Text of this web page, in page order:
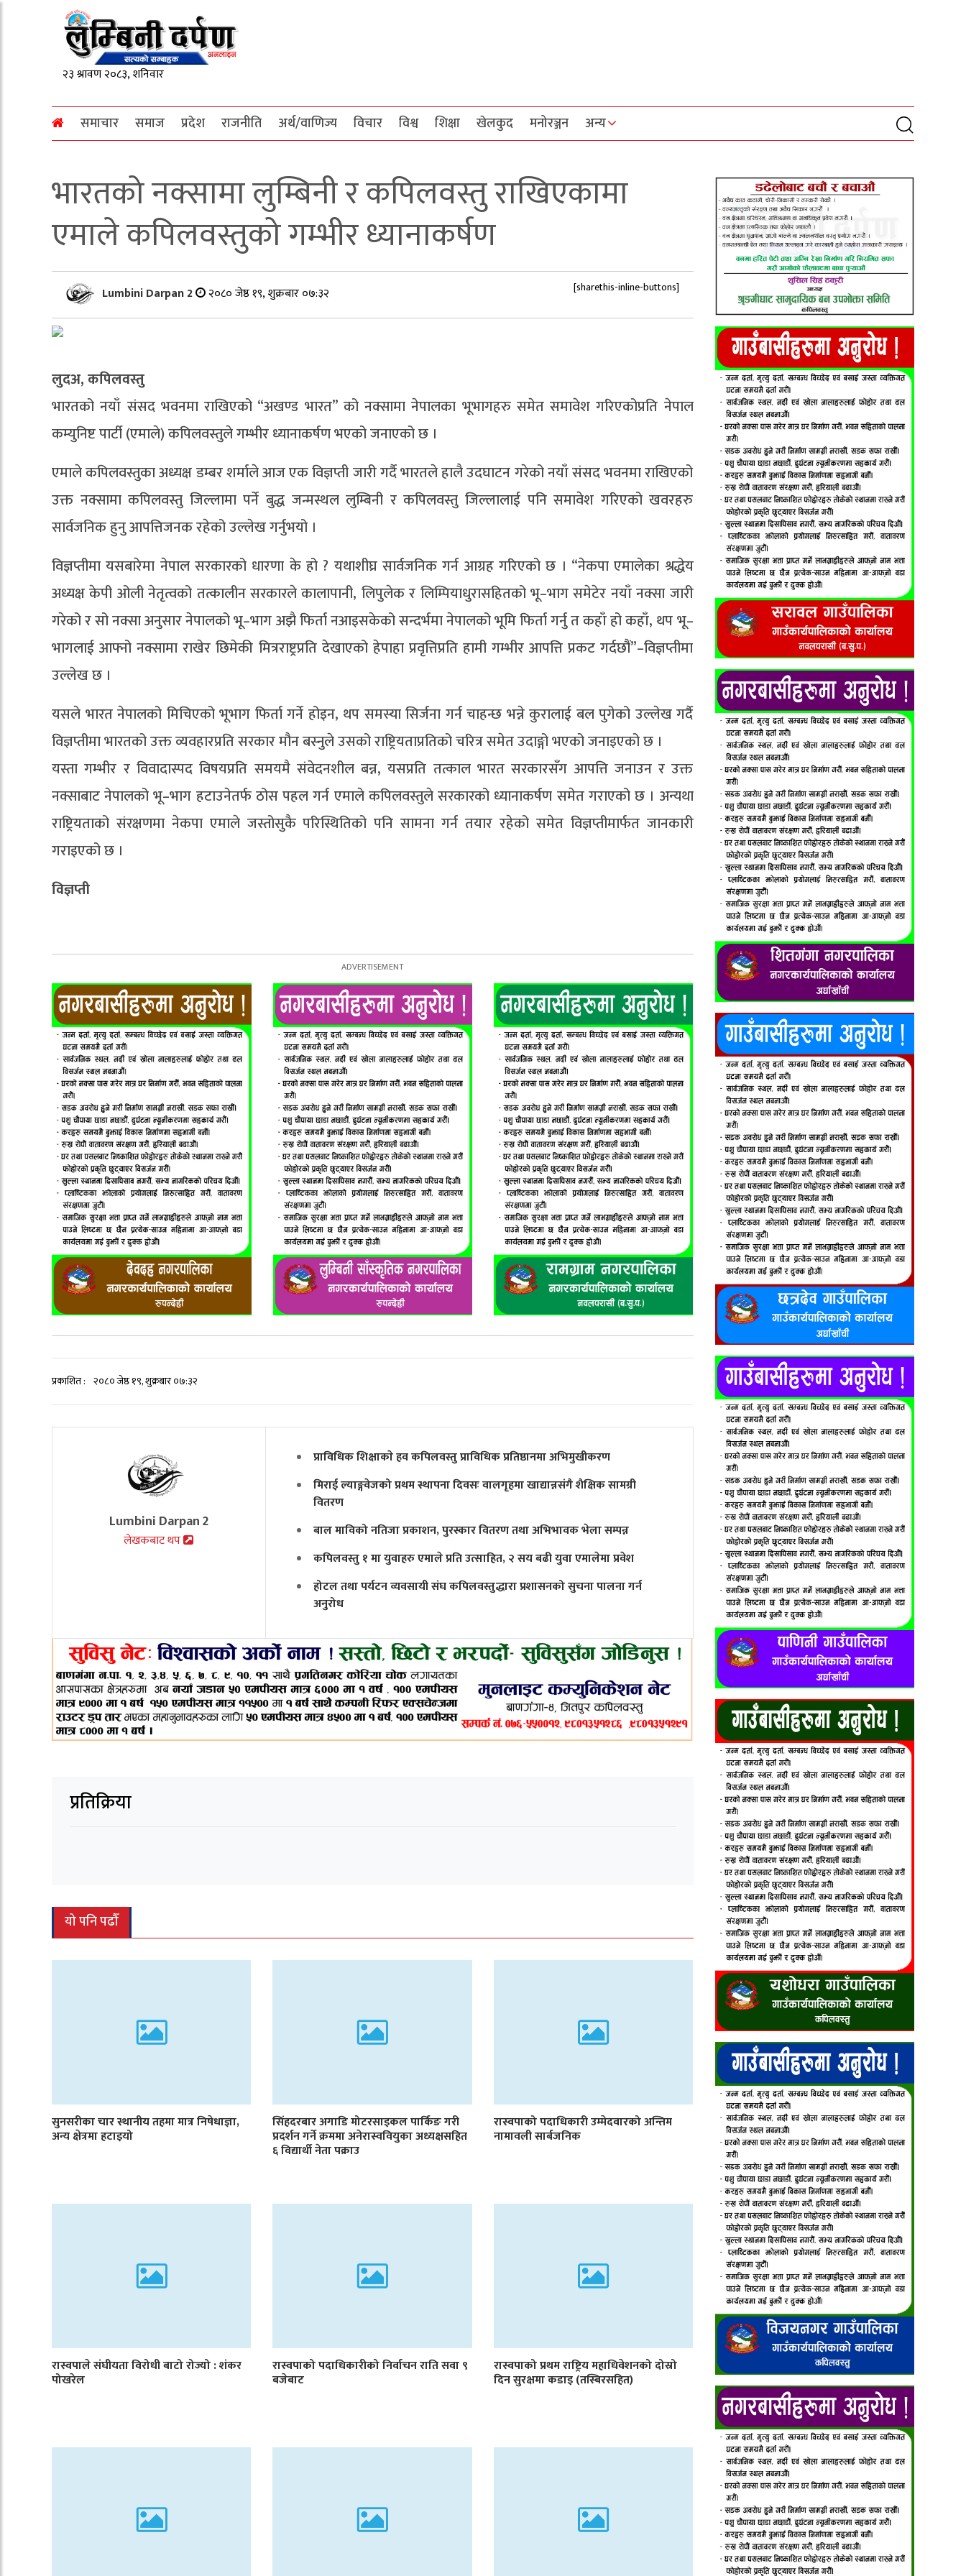
समाचार समाज प्रदेश राजनीति अर्थ/वाणिज्य विचार विश्व शिक्षा खेलकुद मनोरञ्जन अन्य
भारतको नक्सामा लुम्बिनी र कपिलवस्तु राखिएकामा
एमाले कपिलवस्तुको गम्भीर ध्यानाकर्षण
Lumbini Darpan 2 २०८० जेष्ठ १९, शुक्रबार ०७:३२ [sharethis-inline-buttons]
लुदअ, कपिलवस्तु
भारतको नयाँ संसद भवनमा राखिएको “अखण्ड भारत” को नक्सामा नेपालका भूभागहरु समेत समावेश गरिएकोप्रति नेपाल
कम्युनिष्ट पार्टी (एमाले) कपिलवस्तुले गम्भीर ध्यानाकर्षण भएको जनाएको छ ।
एमाले कपिलवस्तुका अध्यक्ष डम्बर शर्माले आज एक विज्ञप्ती जारी गर्दै भारतले हालै उदघाटन गरेको नयाँ संसद भवनमा राखिएको
उक्त नक्सामा कपिलवस्तु जिल्लामा पर्ने बुद्ध जन्मस्थल लुम्बिनी र कपिलवस्तु जिल्लालाई पनि समावेश गरिएको खवरहरु
सार्वजनिक हुनु आपत्तिजनक रहेको उल्लेख गर्नुभयो ।
विज्ञप्तीमा यसबारेमा नेपाल सरकारको धारणा के हो ? यथाशीघ्र सार्वजनिक गर्न आग्रह गरिएको छ । “नेकपा एमालेका श्रद्धेय
अध्यक्ष केपी ओली नेतृत्वको तत्कालीन सरकारले कालापानी, लिपुलेक र लिम्पियाधुरासहितको भू–भाग समेटेर नयाँ नक्सा जारी
गरेको र सो नक्सा अनुसार नेपालको भू–भाग अझै फिर्ता नआइसकेको सन्दर्भमा नेपालको भूमि फिर्ता गर्नु त कहाँ हो कहाँ, थप भू–
भागलाई आफ्नो नक्सामा राखेर छिमेकी मित्रराष्ट्रप्रति देखाएको हेपाहा प्रवृत्तिप्रति हामी गम्भीर आपत्ति प्रकट गर्दछौं”–विज्ञप्तीमा
उल्लेख छ ।
यसले भारत नेपालको मिचिएको भूभाग फिर्ता गर्ने होइन, थप समस्या सिर्जना गर्न चाहन्छ भन्ने कुरालाई बल पुगेको उल्लेख गर्दै
विज्ञप्तीमा भारतको उक्त व्यवहारप्रति सरकार मौन बस्नुले उसको राष्ट्रियताप्रतिको चरित्र समेत उदाङ्गो भएको जनाइएको छ ।
यस्ता गम्भीर र विवादास्पद विषयप्रति समयमै संवेदनशील बन्न, यसप्रति तत्काल भारत सरकारसँग आपत्ति जनाउन र उक्त
नक्साबाट नेपालको भू–भाग हटाउनेतर्फ ठोस पहल गर्न एमाले कपिलवस्तुले सरकारको ध्यानाकर्षण समेत गराएको छ । अन्यथा
राष्ट्रियताको संरक्षणमा नेकपा एमाले जस्तोसुकै परिस्थितिको पनि सामना गर्न तयार रहेको समेत विज्ञप्तीमार्फत जानकारी
गराइएको छ ।
विज्ञप्ती
प्रकाशित : २०८० जेष्ठ १९, शुक्रबार ०७:३२
Lumbini Darpan 2
लेखकबाट थप
प्राविधिक शिक्षाकाे हव कपिलवस्तु प्राविधिक प्रतिष्ठानमा अभिमुखीकरण
मिराई ल्याङ्गवेजको प्रथम स्थापना दिवसः वालगृहमा खाद्यान्नसंगै शैक्षिक सामग्री
वितरण
बाल माविको नतिजा प्रकाशन, पुरस्कार वितरण तथा अभिभावक भेला सम्पन्न
कपिलवस्तु १ मा युवाहरु एमाले प्रति उत्साहित, २ सय बढी युवा एमालेमा प्रवेश
होटल तथा पर्यटन व्यवसायी संघ कपिलवस्तुद्धारा प्रशासनको सुचना पालना गर्न
अनुरोध
प्रतिक्रिया
यो पनि पढौँ
सुनसरीका चार स्थानीय तहमा मात्र निषेधाज्ञा,
अन्य क्षेत्रमा हटाइयो
सिंहदरबार अगाडि मोटरसाइकल पार्किङ गरी
प्रदर्शन गर्ने क्रममा अनेरास्ववियुका अध्यक्षसहित
६ विद्यार्थी नेता पक्राउ
रास्वपाको पदाधिकारी उम्मेदवारको अन्तिम
नामावली सार्बजनिक
रास्वपाले संघीयता विरोधी बाटो रोज्यो : शंकर
पोखरेल
रास्वपाको पदाधिकारीको निर्वाचन राति सवा ९
बजेबाट
रास्वपाको प्रथम राष्ट्रिय महाधिवेशनको दोस्रो
दिन सुरक्षमा कडाइ (तस्बिरसहित)